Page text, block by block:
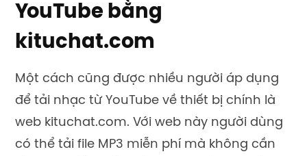
YouTube bằng
kituchat.com
Một cách cũng được nhiều người áp dụng
để tải nhạc từ YouTube về thiết bị chính là
web kituchat.com. Với web này người dùng
có thể tải file MP3 miễn phí mà không cần